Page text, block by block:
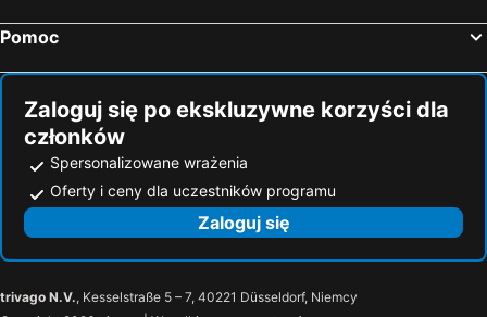
Pomoc
Zaloguj się po ekskluzywne korzyści dla
członków
Spersonalizowane wrażenia
Oferty i ceny dla uczestników programu
Zaloguj się
trivago N.V., Kesselstraße 5 – 7, 40221 Düsseldorf, Niemcy